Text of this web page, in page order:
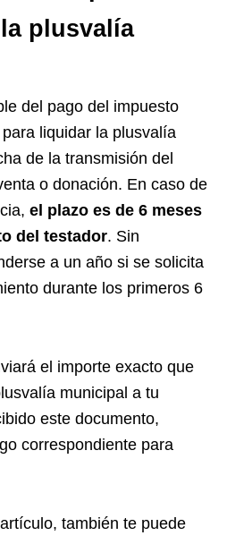
plusvalía
del pago del impuesto
para liquidar la plusvalía
de la transmisión del
o donación. En caso de
el plazo es de 6 meses
del testador. Sin
a un año si se solicita
durante los primeros 6
el importe exacto que
municipal a tu
este documento,
correspondiente para
también te puede